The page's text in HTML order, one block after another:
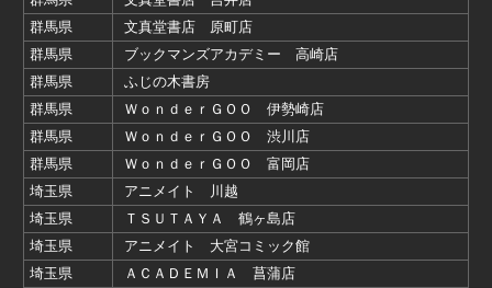
群馬県
文真堂書店 原町店
群馬県
ブックマンズアカデミー 高崎店
群馬県
ふじの木書房
群馬県
ＷｏｎｄｅｒＧＯＯ 伊勢崎店
群馬県
ＷｏｎｄｅｒＧＯＯ 渋川店
群馬県
ＷｏｎｄｅｒＧＯＯ 富岡店
埼玉県
アニメイト 川越
埼玉県
ＴＳＵＴＡＹＡ 鶴ヶ島店
埼玉県
アニメイト 大宮コミック館
埼玉県
ＡＣＡＤＥＭＩＡ 菖蒲店